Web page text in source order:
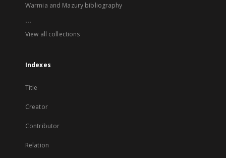
Warmia and Mazury bibliography
...
View all collections
Indexes
Title
Creator
Contributor
Relation